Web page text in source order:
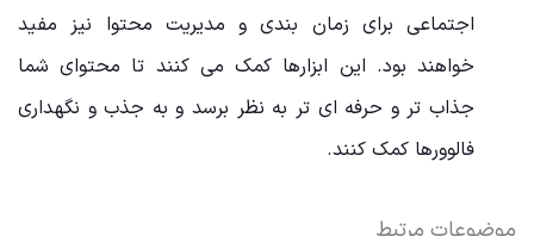
اجتماعی برای زمان ‌بندی و مدیریت محتوا نیز مفید
خواهند بود. این ابزارها کمک می‌ کنند تا محتوای شما
جذاب ‌تر و حرفه ‌ای ‌تر به نظر برسد و به جذب و نگهداری
فالوورها کمک کنند.